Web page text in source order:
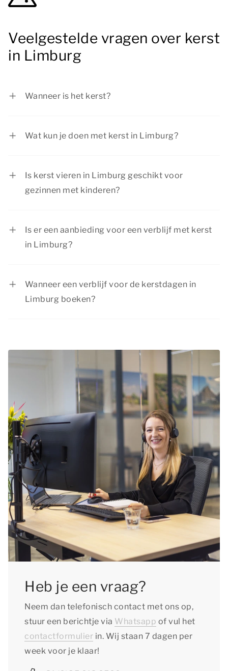
Veelgestelde vragen over kerst
in Limburg
Wanneer is het kerst?
Wat kun je doen met kerst in Limburg?
Is kerst vieren in Limburg geschikt voor
gezinnen met kinderen?
Is er een aanbieding voor een verblijf met kerst
in Limburg?
Wanneer een verblijf voor de kerstdagen in
Limburg boeken?
Limburg op tijd te boeken, zodat je zeker bent
Heb je een vraag?
Neem dan telefonisch contact met ons op,
stuur een berichtje via Whatsapp of vul het
contactformulier in. Wij staan 7 dagen per
week voor je klaar!